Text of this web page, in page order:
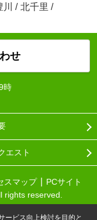
/ 北千里 /
せ
時
エスト
スマップ
PCサイト
rights reserved.
ービス向上検討を目的と